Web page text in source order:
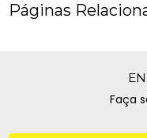
Páginas
Faça